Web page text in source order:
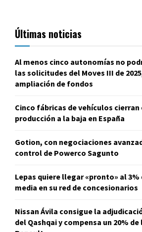
Últimas noticias
Al menos cinco autonomías no
las solicitudes del Moves III de
ampliación de fondos
Cinco fábricas de vehículos
producción a la baja en España
Gotion, con negociaciones
control de Powerco Sagunto
Lepas quiere llegar «pronto» al
media en su red de concesionarios
Nissan Ávila consigue la
del Qashqai y compensa un 20%